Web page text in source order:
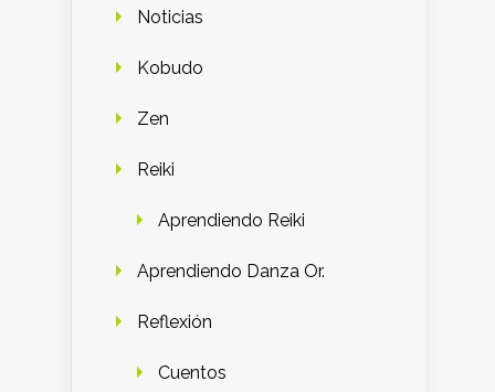
Noticias
Kobudo
Zen
Reiki
Aprendiendo Reiki
Aprendiendo Danza Or.
Reflexión
Cuentos